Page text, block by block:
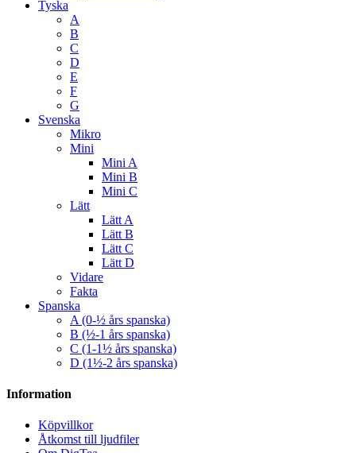
Tyska
A
B
C
D
E
F
G
Svenska
Mikro
Mini
Mini A
Mini B
Mini C
Lätt
Lätt A
Lätt B
Lätt C
Lätt D
Vidare
Fakta
Spanska
A (0-½ års spanska)
B (½-1 års spanska)
C (1-1½ års spanska)
D (1½-2 års spanska)
Information
Köpvillkor
Åtkomst till ljudfiler